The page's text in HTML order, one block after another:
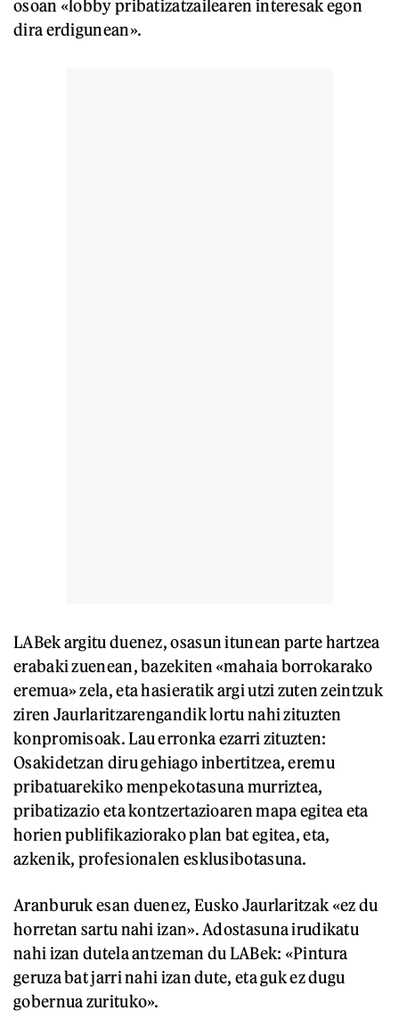
osoan «lobby pribatizatzailearen interesak egon
dira erdigunean».
LABek argitu duenez, osasun itunean parte hartzea
erabaki zuenean, bazekiten «mahaia borrokarako
eremua» zela, eta hasieratik argi utzi zuten zeintzuk
ziren Jaurlaritzarengandik lortu nahi zituzten
konpromisoak. Lau erronka ezarri zituzten:
Osakidetzan diru gehiago inbertitzea, eremu
pribatuarekiko menpekotasuna murriztea,
pribatizazio eta kontzertazioaren mapa egitea eta
horien publifikaziorako plan bat egitea, eta,
azkenik, profesionalen esklusibotasuna.
Aranburuk esan duenez, Eusko Jaurlaritzak «ez du
horretan sartu nahi izan». Adostasuna irudikatu
nahi izan dutela antzeman du LABek: «Pintura
geruza bat jarri nahi izan dute, eta guk ez dugu
gobernua zurituko».